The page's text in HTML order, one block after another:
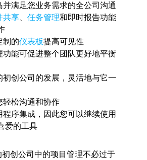
满足您业务需求的全公司沟通
共享、 任务管理和即时报告功能
制的仪表板提高可见性
能可促进整个团队更好地平衡
创公司的发展，灵活地与它一
松沟通和协作
序集成，因此您可以继续使用
爱的工具
创公司中的项目管理不必过于